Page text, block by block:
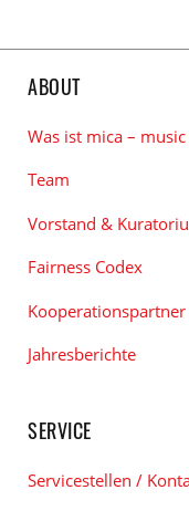
ABOUT
Was ist mica –
Team
Vorstand &
Fairness Codex
Kooperationspartner
Jahresberichte
SERVICE
Servicestellen /